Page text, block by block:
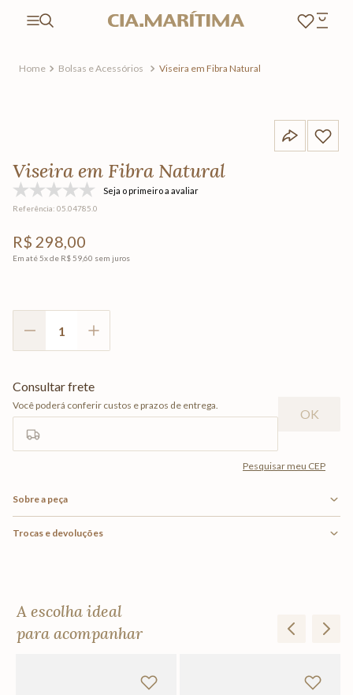
Bolsas e Acessórios Viseira em Fibra Natural
Viseira em Fibra Natural
Seja o primeiro a avaliar
Referência: 05.04785.0
R$ 298,00
Em até 5x de R$ 5960 sem juros
Sobre a peça
Trocas e devoluções
A escolha ideal
para acompanhar